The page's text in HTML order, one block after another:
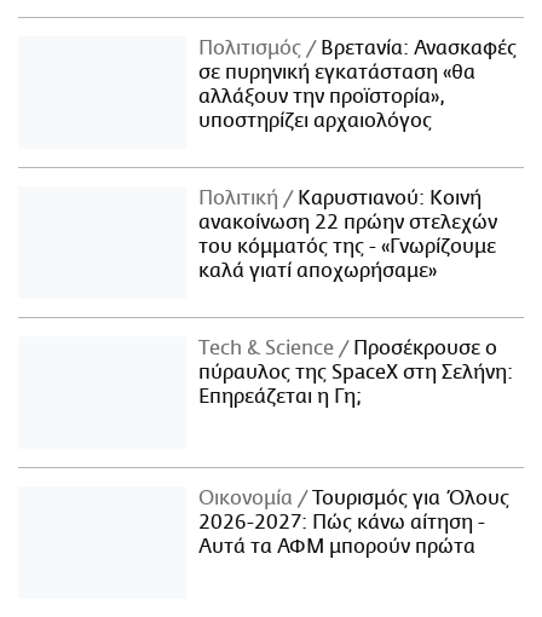
Πολιτισμός
Βρετανία: Ανασκαφές
σε πυρηνική εγκατάσταση «θα
αλλάξουν την προϊστορία»,
υποστηρίζει αρχαιολόγος
Πολιτική
Καρυστιανού: Κοινή
ανακοίνωση 22 πρώην στελεχών
του κόμματός της - «Γνωρίζουμε
καλά γιατί αποχωρήσαμε»
Τech & Science
Προσέκρουσε ο
πύραυλος της SpaceX στη Σελήνη:
Επηρεάζεται η Γη;
Οικονομία
Τουρισμός για Όλους
2026-2027: Πώς κάνω αίτηση -
Αυτά τα ΑΦΜ μπορούν πρώτα